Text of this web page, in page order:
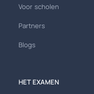
Voor scholen
Partners
Blogs
HET EXAMEN